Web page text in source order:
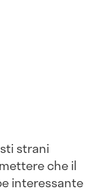
strani
che il
interessante